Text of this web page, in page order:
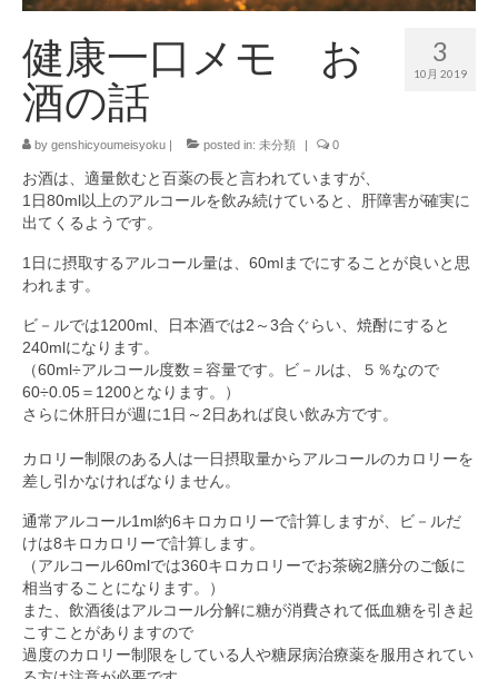
3
10月 2019
健康一口メモ お
酒の話
by genshicyoumeisyoku posted in: 未分類 0
お酒は、適量飲むと百薬の長と言われていますが、
1日80ml以上のアルコールを飲み続けていると、肝障害が確実に
出てくるようです。
1日に摂取するアルコール量は、60mlまでにすることが良いと思
われます。
ビ－ルでは1200ml、日本酒では2～3合ぐらい、焼酎にすると
240mlになります。
（60ml÷アルコール度数＝容量です。ビ－ルは、５％なので
60÷0.05＝1200となります。）
さらに休肝日が週に1日～2日あれば良い飲み方です。
カロリー制限のある人は一日摂取量からアルコールのカロリーを
差し引かなければなりません。
通常アルコール1ml約6キロカロリーで計算しますが、ビ－ルだ
けは8キロカロリーで計算します。
（アルコール60mlでは360キロカロリーでお茶碗2膳分のご飯に
相当することになります。）
また、飲酒後はアルコール分解に糖が消費されて低血糖を引き起
こすことがありますので
過度のカロリー制限をしている人や糖尿病治療薬を服用されてい